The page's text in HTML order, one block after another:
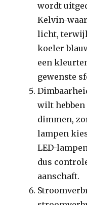
wordt
Kelvin-
licht,
koeler
een
gewenste
wilt
dimmen,
lampen
LED-
dus
aanschaft.